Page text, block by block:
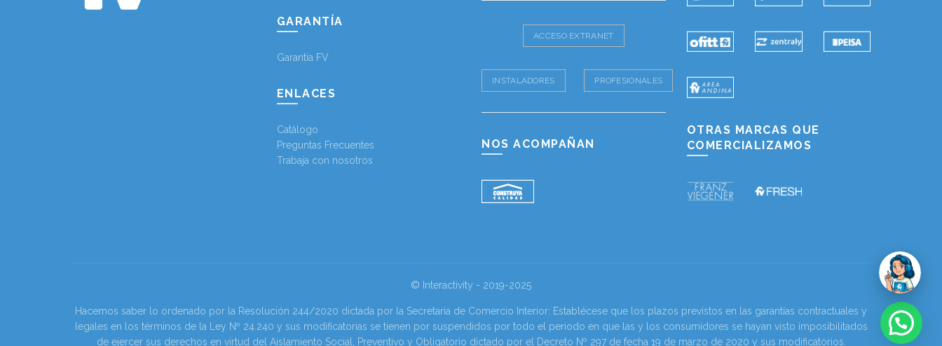
GARANTÍA
Garantía FV
ENLACES
Catálogo
Preguntas Frecuentes
Trabaja con nosotros
ACCESO EXTRANET
INSTALADORES PROFESIONALES
NOS ACOMPAÑAN
OTRAS MARCAS QUE
COMERCIALIZAMOS
© Interactivity - 2019-2025
Hacemos saber lo ordenado por la Resolución 244/2020 dictada por la Secretaria de Comercio Interior: Establécese que los plazos previstos en las garantías contractuales y
legales en los términos de la Ley Nº 24.240 y sus modificatorias se tienen por suspendidos por todo el periodo en que las y los consumidores se hayan visto imposibilitados
de ejercer sus derechos en virtud del Aislamiento Social, Preventivo y Obligatorio dictado por el Decreto Nº 297 de fecha 19 de marzo de 2020 y sus modificatorios.